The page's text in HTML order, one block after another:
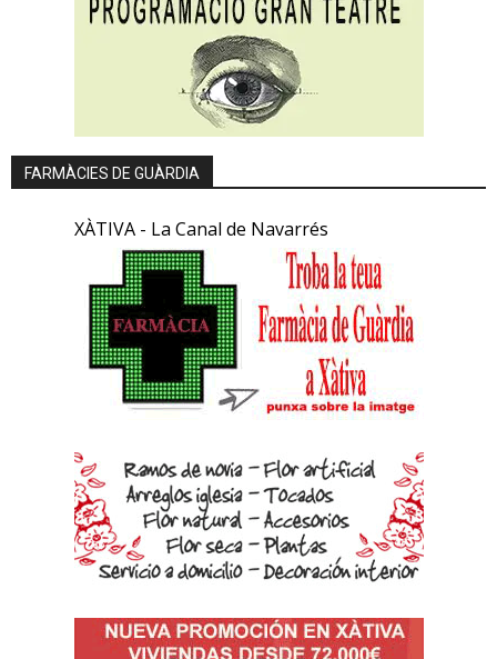
FARMÀCIES DE GUÀRDIA
XÀTIVA - La Canal de Navarrés